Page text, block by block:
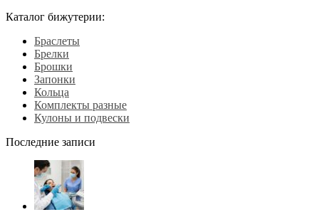
Каталог бижутерии:
Браслеты
Брелки
Брошки
Запонки
Кольца
Комплекты разные
Кулоны и подвески
Последние записи